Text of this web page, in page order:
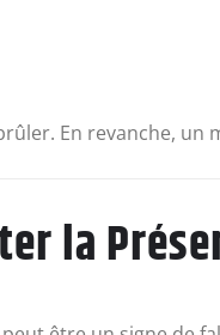
En revanche,
la